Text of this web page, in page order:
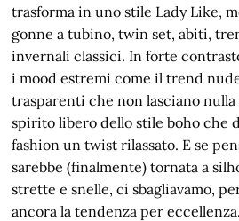
trasforma in uno stile Lady Like,
gonne a tubino, twin set, abiti,
invernali classici. In forte
i mood estremi come il trend
trasparenti che non lasciano nulla
spirito libero dello stile boho che
fashion un twist rilassato. E se
sarebbe (finalmente) tornata a
strette e snelle, ci sbagliavamo,
ancora la tendenza per eccellenza.